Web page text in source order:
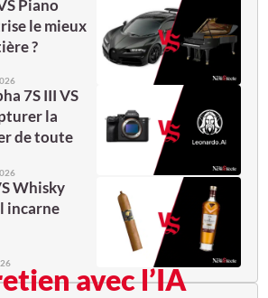
Piano
le mieux
?
7S III VS
la
de toute
Whisky
incarne
avec l’IA